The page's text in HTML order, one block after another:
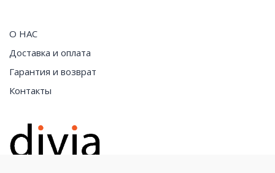
О НАС
Доставка и оплата
Гарантия и возврат
Контакты